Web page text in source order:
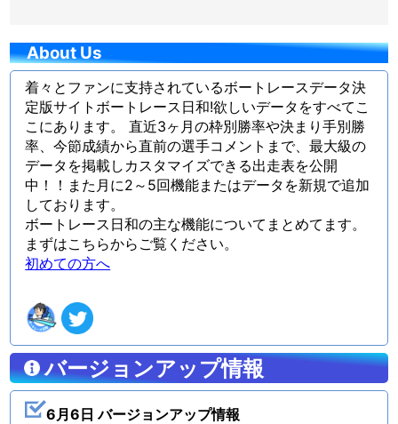
About Us
着々とファンに支持されているボートレースデータ決
定版サイトボートレース日和!欲しいデータをすべてこ
こにあります。 直近3ヶ月の枠別勝率や決まり手別勝
率、今節成績から直前の選手コメントまで、最大級の
データを掲載しカスタマイズできる出走表を公開
中！！また月に2～5回機能またはデータを新規で追加
しております。
ボートレース日和の主な機能についてまとめてます。
まずはこちらからご覧ください。
初めての方へ
バージョンアップ情報
6月6日 バージョンアップ情報